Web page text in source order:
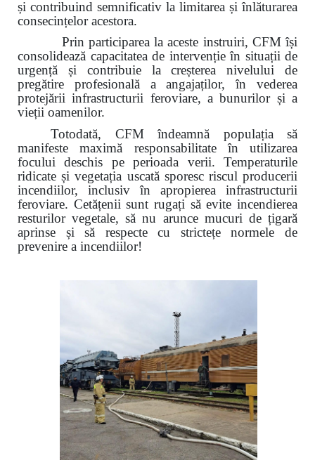
și contribuind semnificativ la limitarea și înlăturarea
consecințelor acestora.
Prin participarea la aceste instruiri, CFM își
consolidează capacitatea de intervenție în situații de
urgență și contribuie la creșterea nivelului de
pregătire profesională a angajaților, în vederea
protejării infrastructurii feroviare, a bunurilor și a
vieții oamenilor.
Totodată, CFM îndeamnă populația să
manifeste maximă responsabilitate în utilizarea
focului deschis pe perioada verii. Temperaturile
ridicate și vegetația uscată sporesc riscul producerii
incendiilor, inclusiv în apropierea infrastructurii
feroviare. Cetățenii sunt rugați să evite incendierea
resturilor vegetale, să nu arunce mucuri de țigară
aprinse și să respecte cu strictețe normele de
prevenire a incendiilor!